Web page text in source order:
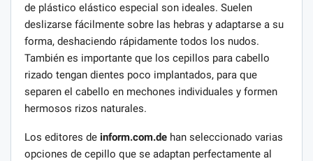
de plástico elástico especial son ideales. Suelen
deslizarse fácilmente sobre las hebras y adaptarse a su
forma, deshaciendo rápidamente todos los nudos.
También es importante que los cepillos para cabello
rizado tengan dientes poco implantados, para que
separen el cabello en mechones individuales y formen
hermosos rizos naturales.
Los editores de inform.com.de han seleccionado varias
opciones de cepillo que se adaptan perfectamente al